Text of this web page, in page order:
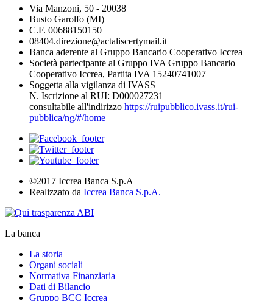
Via Manzoni, 50 - 20038
Busto Garolfo (MI)
C.F. 00688150150
08404.direzione@actaliscertymail.it
Banca aderente al Gruppo Bancario Cooperativo Iccrea
Società partecipante al Gruppo IVA Gruppo Bancario
Cooperativo Iccrea, Partita IVA 15240741007
Soggetta alla vigilanza di IVASS
N. Iscrizione al RUI: D000027231
consultabile all'indirizzo https://ruipubblico.ivass.it/rui-
pubblica/ng/#/home
©2017 Iccrea Banca S.p.A
Realizzato da Iccrea Banca S.p.A.
La banca
La storia
Organi sociali
Normativa Finanziaria
Dati di Bilancio
Gruppo BCC Iccrea